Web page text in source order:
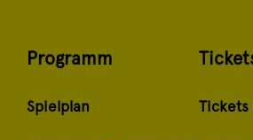
Programm
Spielplan Tickets